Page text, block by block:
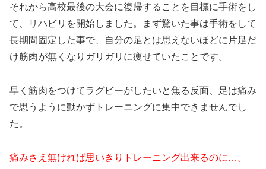
それから高校最後の大会に復帰することを目標に手術をし
て、リハビリを開始しました。まず驚いた事は手術をして
長期間固定した事で、自分の足とは思えないほどに片足だ
け筋肉が無くなりガリガリに痩せていたことです。
早く筋肉をつけてラグビーがしたいと焦る反面、足は痛み
で思うように動かずトレーニングに集中できませんでし
た。
痛みさえ無ければ思いきりトレーニング出来るのに…。